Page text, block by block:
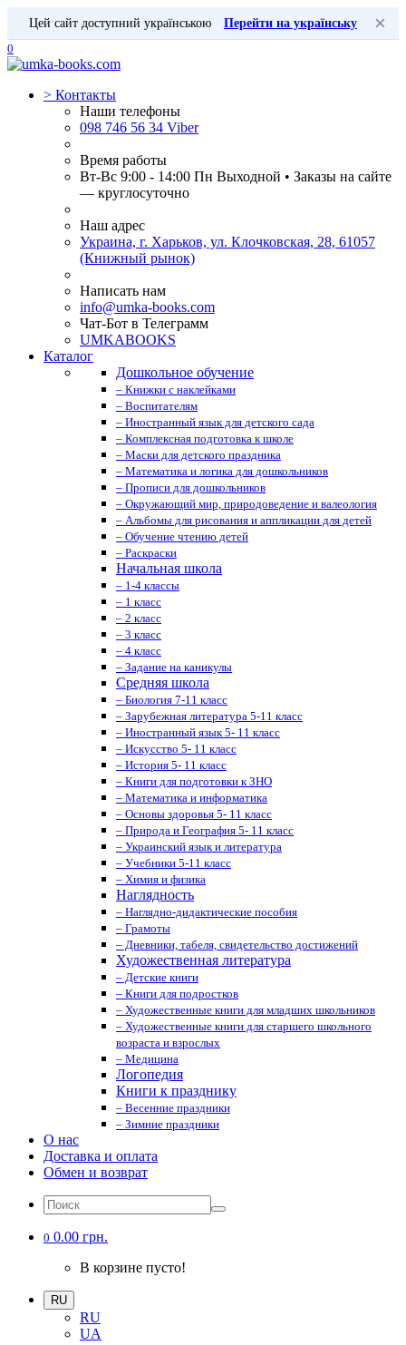
Цей сайт доступний українською Перейти на українську ×
0
> Контакты
Наши телефоны
098 746 56 34 Viber
Время работы
Вт-Вс 9:00 - 14:00 Пн Выходной • Заказы на сайте
— круглосуточно
Наш адрес
Украина, г. Харьков, ул. Клочковская, 28, 61057
(Книжный рынок)
Написать нам
info@umka-books.com
Чат-Бот в Телеграмм
UMKABOOKS
Каталог
Дошкольное обучение
– Книжки с наклейками
– Воспитателям
– Иностранный язык для детского сада
– Комплексная подготовка к школе
– Маски для детского праздника
– Математика и логика для дошкольников
– Прописи для дошкольников
– Окружающий мир, природоведение и валеология
– Альбомы для рисования и аппликации для детей
– Обучение чтению детей
– Раскраски
Начальная школа
– 1-4 классы
– 1 класс
– 2 класс
– 3 класс
– 4 класс
– Задание на каникулы
Средняя школа
– Биология 7-11 класс
– Зарубежная литература 5-11 класс
– Иностранный язык 5- 11 класс
– Искусство 5- 11 класс
– История 5- 11 класс
– Книги для подготовки к ЗНО
– Математика и информатика
– Основы здоровья 5- 11 класс
– Природа и География 5- 11 класс
– Украинский язык и литература
– Учебники 5-11 класс
– Химия и физика
Наглядность
– Наглядно-дидактические пособия
– Грамоты
– Дневники, табеля, свидетельство достижений
Художественная литература
– Детские книги
– Книги для подростков
– Художественные книги для младших школьников
– Художественные книги для старшего школьного
возраста и взрослых
– Медицина
Логопедия
Книги к празднику
– Весенние праздники
– Зимние праздники
О нас
Доставка и оплата
Обмен и возврат
0 0.00 грн.
В корзине пусто!
RU
RU
UA